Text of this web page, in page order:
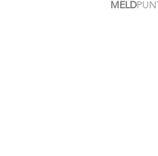
MELDPUNT